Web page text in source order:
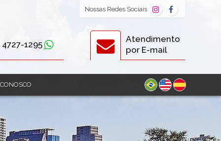
4727-1295
Atendimento
por E-mail
Nossas Redes Sociais